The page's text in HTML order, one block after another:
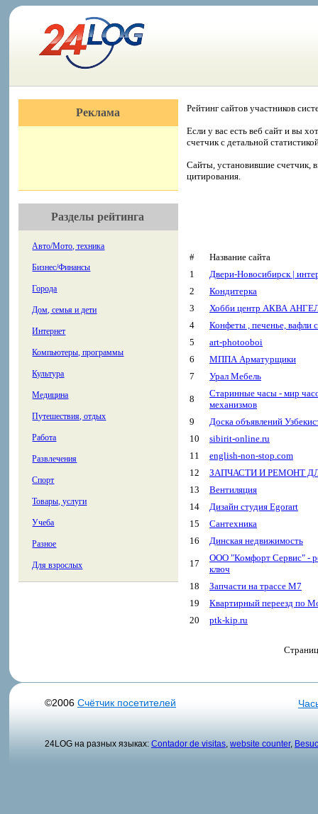
Реклама
Разделы рейтинга
Авто/Мото, техника
Бизнес/Финансы
Города
Дом, семья и дети
Интернет
Компьютеры, программы
Культура
Медицина
Путешествия, отдых
Работа
Развлечения
Спорт
Товары, услуги
Учеба
Разное
Для взрослых
Рейтинг сайтов участников
Если у вас есть веб сайт и вы
счетчик с детальной
Сайты, установившие счетчик,
цитирования.
#
Название сайта
1
Двери-Новосибирск |
2
Кондитерка
3
Хобби центр АКВА АНГЕЛ
4
Конфеты , печенье, вафли
5
art-photooboi
6
МППА Арматурщики
7
Урал Мебель
8
Старинные часы - мир
механизмов
9
Доска объявлений
10
sibirit-online.ru
11
english-non-stop.com
12
ЗАПЧАСТИ И РЕМОНТ
13
Вентиляция
14
Дизайн студия Egorart
15
Сантехника
16
Динская недвижимость
17
ООО "Комфорт Сервис" -
ключ
18
Запчасти на трассе М7
19
Квартирный переезд по
20
ptk-kip.ru
©2006 Счётчик посетителей
24LOG на разных языках: Contador de visitas website counter,